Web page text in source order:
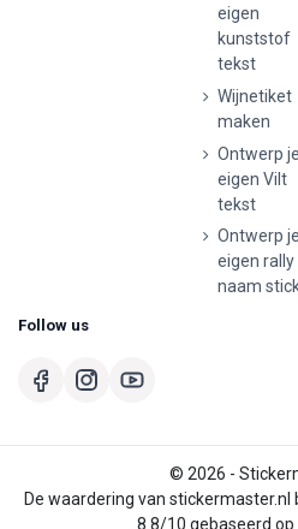
eigen
kunststof
tekst
Wijnetiket
maken
Ontwerp je
eigen Vilt
tekst
Ontwerp je
eigen rally
naam
Follow us
© 2026 -
De waardering van stickermaster.nl
8.8/10 gebaseerd op